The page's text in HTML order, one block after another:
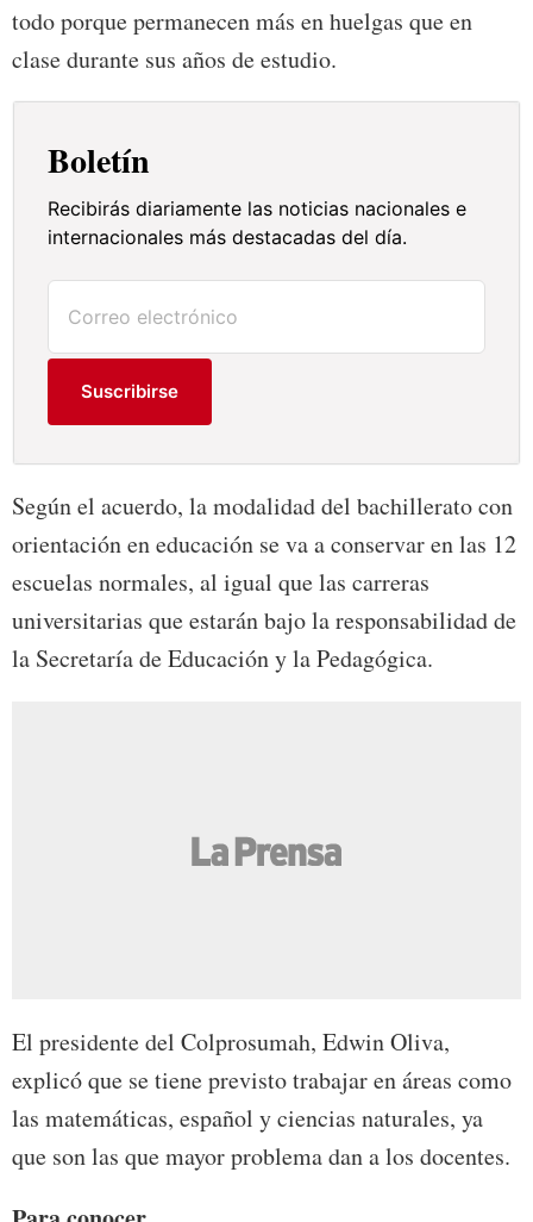
todo porque permanecen más en huelgas que en
clase durante sus años de estudio.
Boletín
Recibirás diariamente las noticias nacionales e
internacionales más destacadas del día.
Suscribirse
Según el acuerdo, la modalidad del bachillerato con
orientación en educación se va a conservar en las 12
escuelas normales, al igual que las carreras
universitarias que estarán bajo la responsabilidad de
la Secretaría de Educación y la Pedagógica.
El presidente del Colprosumah, Edwin Oliva,
explicó que se tiene previsto trabajar en áreas como
las matemáticas, español y ciencias naturales, ya
que son las que mayor problema dan a los docentes.